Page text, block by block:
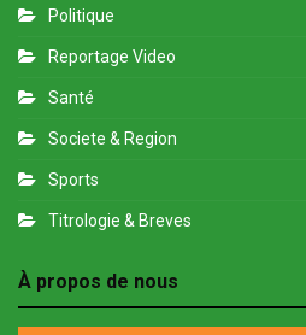
Politique
Reportage Video
Santé
Societe & Region
Sports
Titrologie & Breves
À propos de nous